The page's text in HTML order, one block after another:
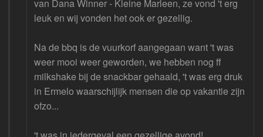
van Dana Winner - Kleine Marleen, ze vond 't erg
leuk en wij vonden het ook er gezellig.
Na de bbq is de vuurkorf aangegaan want 't was
weer mooi weer geworden, we hebben nog ff
milkshake bij de snackbar gehaald, 't was erg druk
in Ermelo waarschijlijk mensen die op vakantie zijn
ofzo...